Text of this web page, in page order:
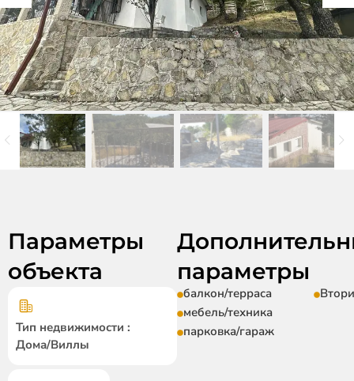
Параметры
объекта
Тип недвижимости :
Дома/Виллы
параметры
балкон/терраса
мебель/техника
парковка/гараж